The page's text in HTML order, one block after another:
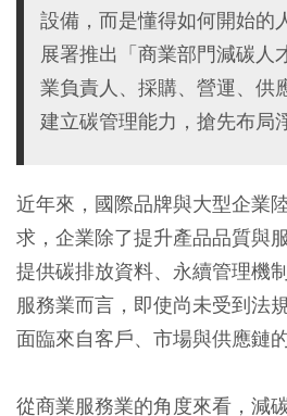
設備，而是懂得如何開始的
展署推出「商業部門減碳人
業負責人、採購、營運、供
建立碳管理能力，搶先布局
近年來，國際品牌與大型企業
求，企業除了提升產品品質與
提供碳排放資料、永續管理機
服務業而言，即使尚未受到法
面臨來自客戶、市場與供應鏈
從商業服務業的角度來看，減